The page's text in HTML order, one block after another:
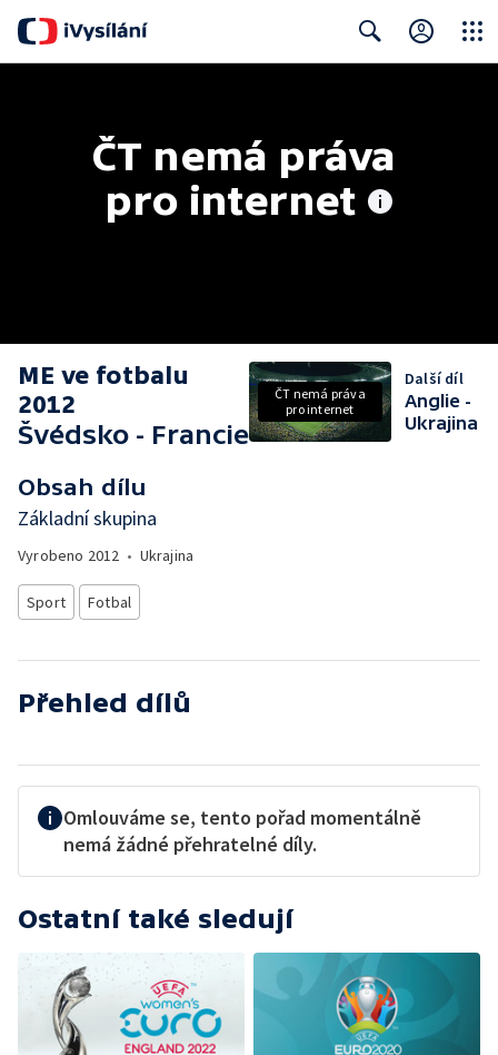
ČT nemá práva
pro internet
ME ve fotbalu
2012
Švédsko - Francie
Obsah dílu
Základní skupina
Vyrobeno 2012 • Ukrajina
Sport Fotbal
ČT nemá práva
pro internet
Další díl
Anglie -
Ukrajina
Přehled dílů
Omlouváme se, tento pořad momentálně
nemá žádné přehratelné díly.
Ostatní také sledují